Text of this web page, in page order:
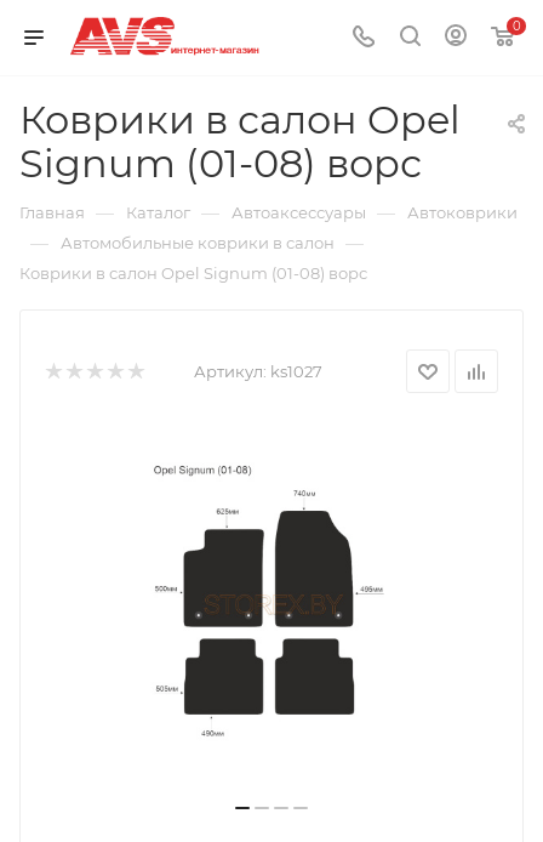
0
Коврики в салон Opel
Signum (01-08) ворс
Главная — Каталог — Автоаксессуары — Автоковрики
— Автомобильные коврики в салон —
Коврики в салон Opel Signum (01-08) ворс
Артикул: ks1027